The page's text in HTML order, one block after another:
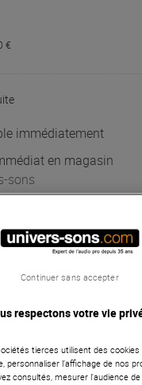
€
immédiatement
en magasin
sons
Apport initial :
Mensualités :
TAEG fixe :
mon grade
respectons votre vie
tierces utilisent des cookies
personnaliser l’affichage de nos
consultés, mesurer l'audience
Continuer sans accepter